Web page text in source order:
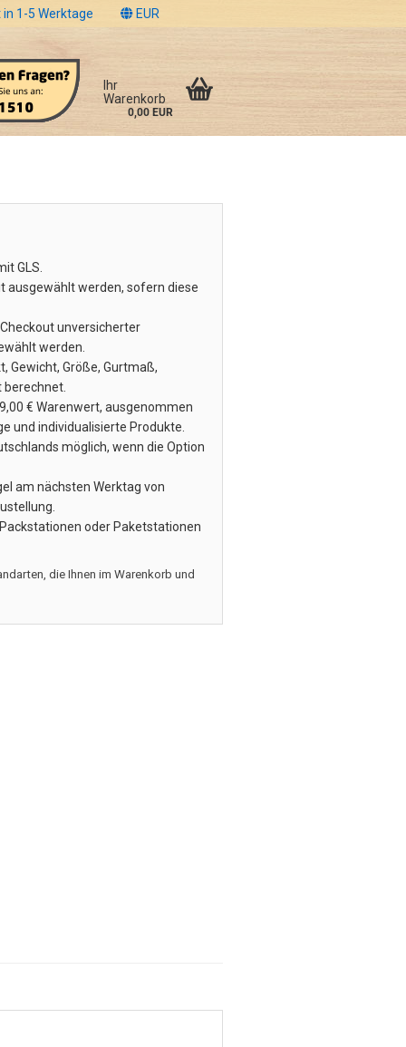
1-5 Werktage
EUR
Ihr
Warenkorb
0,00 EUR
GLS.
ausgewählt werden, sofern diese
unversicherter
werden.
Gewicht, Größe, Gurtmaß,
€ Warenwert, ausgenommen
und individualisierte Produkte.
möglich, wenn die Option
am nächsten Werktag von
oder Paketstationen
die Ihnen im Warenkorb und